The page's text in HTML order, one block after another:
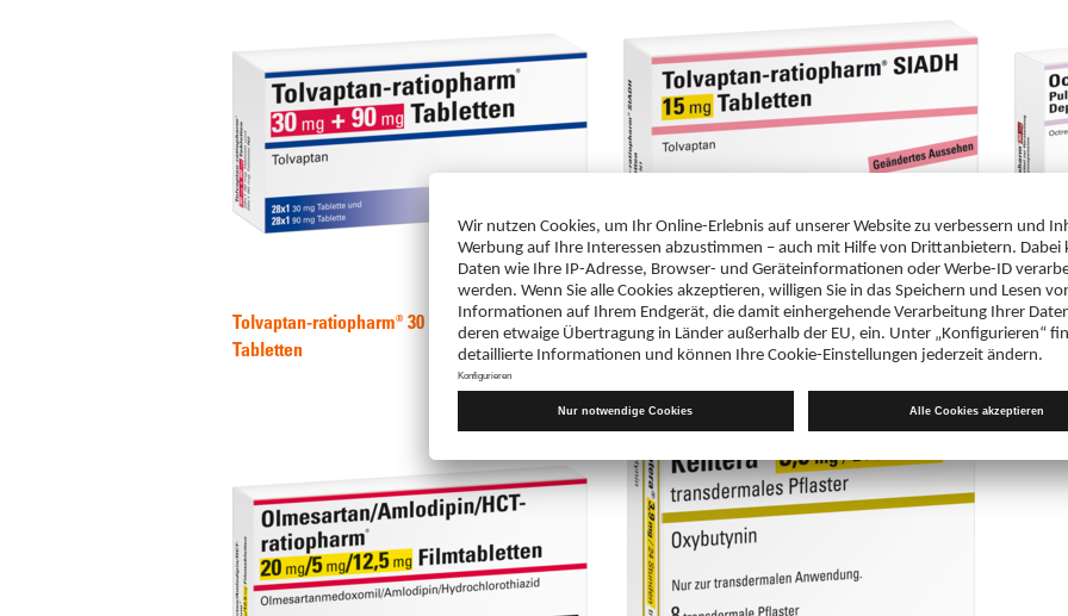
Tolvaptan-ratiopharm® 30 mg + 90 mg
Tabletten
Tolvaptan-ratiopharm SIADH 15 mg Tabletten